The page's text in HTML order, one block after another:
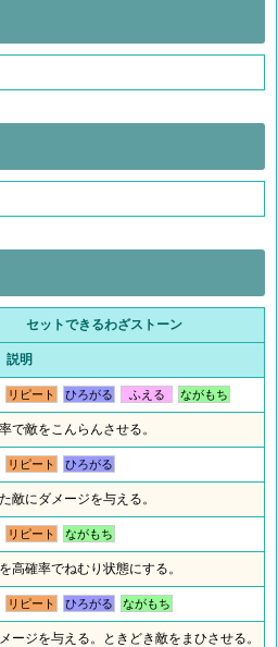
セットできるわざストーン
説明
リピート ひろがる ふえる ながもち
で敵をこんらんさせる。
リピート ひろがる
敵にダメージを与える。
リピート ながもち
高確率でねむり状態にする。
リピート ひろがる ながもち
ージを与える。ときどき敵をまひさせる。